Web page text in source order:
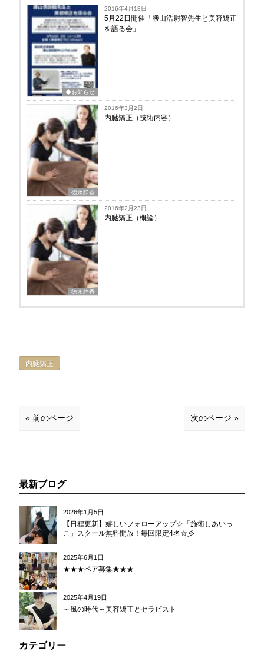
◆お知らせ
2016年4月18日
5月22日開催「勝山浩尉智先生と美容矯正
を語る会」
徳永静香
2016年3月2日
内臓矯正（技術内容）
徳永静香
2016年2月23日
内臓矯正（概論）
内臓矯正
« 前のページ 次のページ »
最新ブログ
2026年1月5日
【日程更新】嬉しいフォローアップ☆「施術しあいっ
こ」スクール無料開放！毎回限定4名☆彡
2025年6月1日
★★★ペア募集★★★
2025年4月19日
～風の時代～美容矯正とセラピスト
カテゴリー